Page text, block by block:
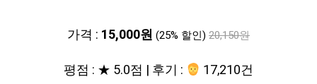
가격 : 15,000원 (25% 할인) 20,150원
평점 : ★ 5.0점 | 후기 : 17,210건